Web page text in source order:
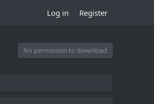
Log in Register
No permission to download